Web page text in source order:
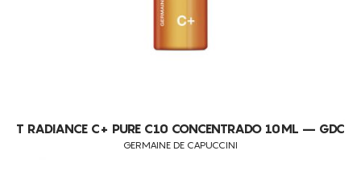
T RADIANCE C+ PURE C10 CONCENTRADO 10ML – GDC
GERMAINE DE CAPUCCINI